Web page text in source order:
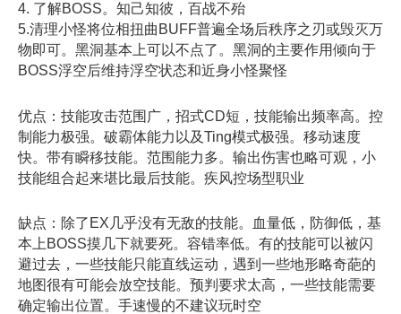
4. 了解BOSS。知己知彼，百战不殆
5.清理小怪将位相扭曲BUFF普遍全场后秩序之刃或毁灭万
物即可。黑洞基本上可以不点了。黑洞的主要作用倾向于
BOSS浮空后维持浮空状态和近身小怪聚怪
优点：技能攻击范围广，招式CD短，技能输出频率高。控
制能力极强。破霸体能力以及Ting模式极强。移动速度
快。带有瞬移技能。范围能力多。输出伤害也略可观，小
技能组合起来堪比最后技能。疾风控场型职业
缺点：除了EX几乎没有无敌的技能。血量低，防御低，基
本上BOSS摸几下就要死。容错率低。有的技能可以被闪
避过去，一些技能只能直线运动，遇到一些地形略奇葩的
地图很有可能会放空技能。预判要求太高，一些技能需要
确定输出位置。手速慢的不建议玩时空